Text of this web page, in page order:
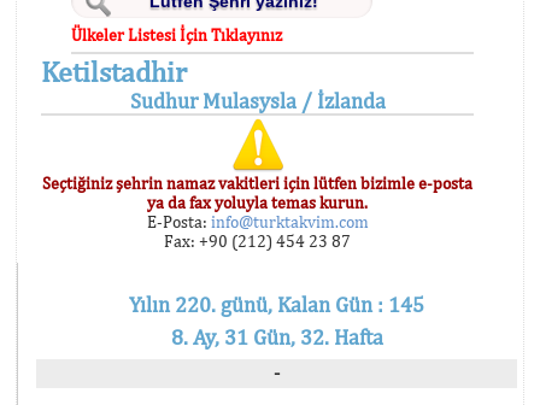
Ülkeler Listesi İçin Tıklayınız
Ketilstadhir
Sudhur Mulasysla / İzlanda
Seçtiğiniz şehrin namaz vakitleri için lütfen bizimle e-posta
ya da fax yoluyla temas kurun.
E-Posta: info@turktakvim.com
Fax: +90 (212) 454 23 87
Yılın 220. günü, Kalan Gün : 145
8. Ay, 31 Gün, 32. Hafta
-